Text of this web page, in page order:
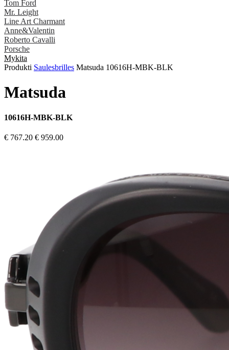
Tom Ford
Mr. Leight
Line Art Charmant
Anne&Valentin
Roberto Cavalli
Porsche
Mykita
Produkti Saulesbrilles Matsuda 10616H-MBK-BLK
Matsuda
10616H-MBK-BLK
€ 767.20 € 959.00